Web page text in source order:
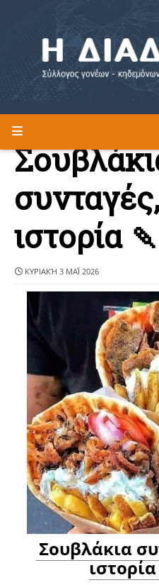
Η ΔΙΑΔΡΟΜΗ
ιστορία
ΚΥΡΙΑΚΉ 3 ΜΑΪ́ 2026
Σουβλάκια